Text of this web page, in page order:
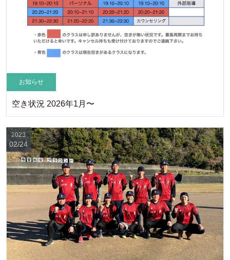
お知らせ
空き状況 2026年1月〜
2023
02/24